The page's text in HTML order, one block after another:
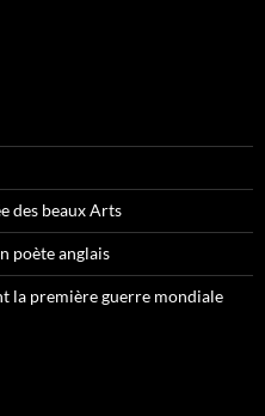
des beaux Arts
poète anglais
la première guerre mondiale